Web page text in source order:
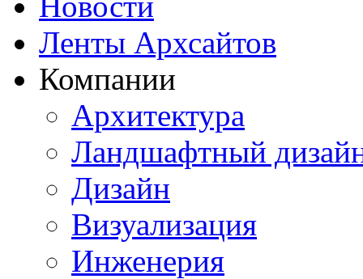
Ленты Архсайтов
Компании
Архитектура
Ландшафтный
Дизайн
Визуализация
Инженерия